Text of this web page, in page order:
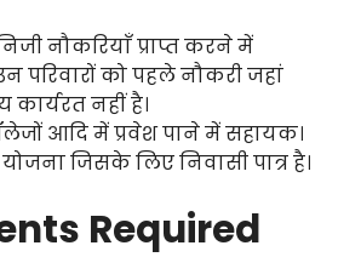
नौकरियाँ प्राप्त करने में
परिवारों को पहले नौकरी जहां
कार्यरत नहीं है।
आदि में प्रवेश पाने में सहायक।
जिसके लिए निवासी पात्र है।
Required